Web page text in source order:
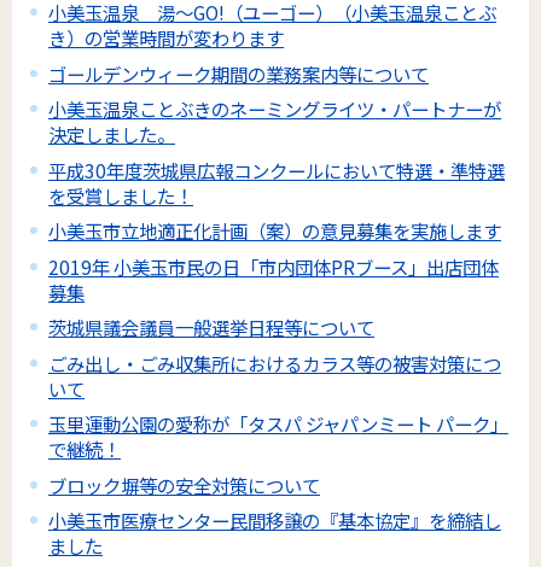
小美玉温泉 湯～GO!（ユーゴー）（小美玉温泉ことぶ
き）の営業時間が変わります
ゴールデンウィーク期間の業務案内等について
小美玉温泉ことぶきのネーミングライツ・パートナーが
決定しました。
平成30年度茨城県広報コンクールにおいて特選・準特選
を受賞しました！
小美玉市立地適正化計画（案）の意見募集を実施します
2019年 小美玉市民の日「市内団体PRブース」出店団体
募集
茨城県議会議員一般選挙日程等について
ごみ出し・ごみ収集所におけるカラス等の被害対策につ
いて
玉里運動公園の愛称が「タスパ ジャパンミート パーク」
で継続！
ブロック塀等の安全対策について
小美玉市医療センター民間移譲の『基本協定』を締結し
ました